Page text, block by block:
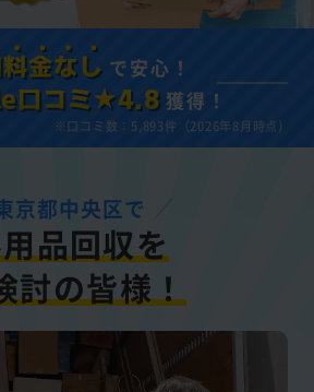
金なし で安心！
口コミ★4.8 獲得！
※口コミ数：5,893件（2026年8月時点）
京都中央区で
品回収を
討の皆様！